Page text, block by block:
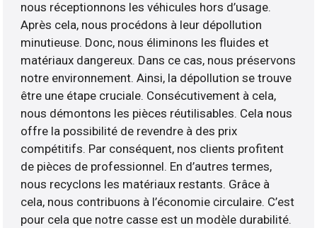
nous réceptionnons les véhicules hors d’usage.
Après cela, nous procédons à leur dépollution
minutieuse. Donc, nous éliminons les fluides et
matériaux dangereux. Dans ce cas, nous préservons
notre environnement. Ainsi, la dépollution se trouve
être une étape cruciale. Consécutivement à cela,
nous démontons les pièces réutilisables. Cela nous
offre la possibilité de revendre à des prix
compétitifs. Par conséquent, nos clients profitent
de pièces de professionnel. En d’autres termes,
nous recyclons les matériaux restants. Grâce à
cela, nous contribuons à l’économie circulaire. C’est
pour cela que notre casse est un modèle durabilité.